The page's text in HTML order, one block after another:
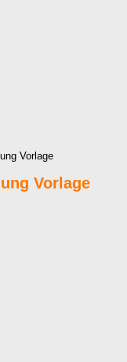
Vorlage
Vorlage